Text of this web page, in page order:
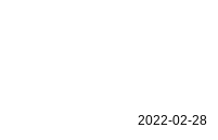
2022-02-28